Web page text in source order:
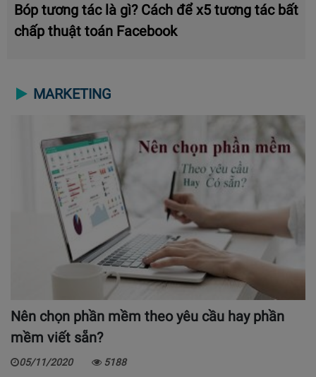
Bóp tương tác là gì? Cách để x5 tương tác bất
chấp thuật toán Facebook
MARKETING
Nên chọn phần mềm theo yêu cầu hay phần
mềm viết sẵn?
05/11/2020 5188